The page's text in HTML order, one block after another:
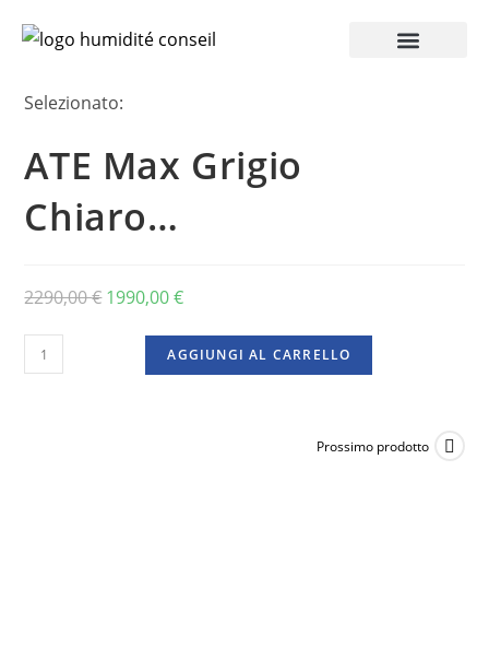
Selezionato:
ATE Max Grigio
Chiaro…
2290,00€ 1990,00€
AGGIUNGI AL CARRELLO
Prossimo prodotto